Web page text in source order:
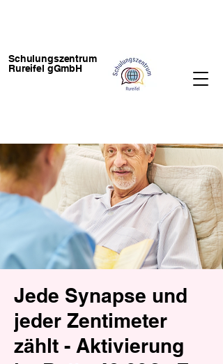
Schulungszentrum
Rureifel gGmbH
Jede Synapse und
jeder Zentimeter
zählt - Aktivierung